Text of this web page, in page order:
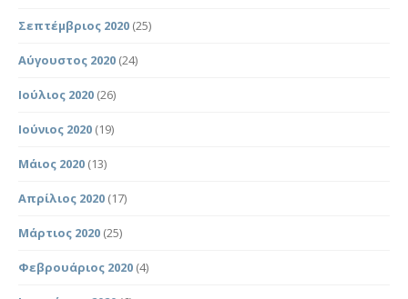
Σεπτέμβριος 2020 (25)
Αύγουστος 2020 (24)
Ιούλιος 2020 (26)
Ιούνιος 2020 (19)
Μάιος 2020 (13)
Απρίλιος 2020 (17)
Μάρτιος 2020 (25)
Φεβρουάριος 2020 (4)